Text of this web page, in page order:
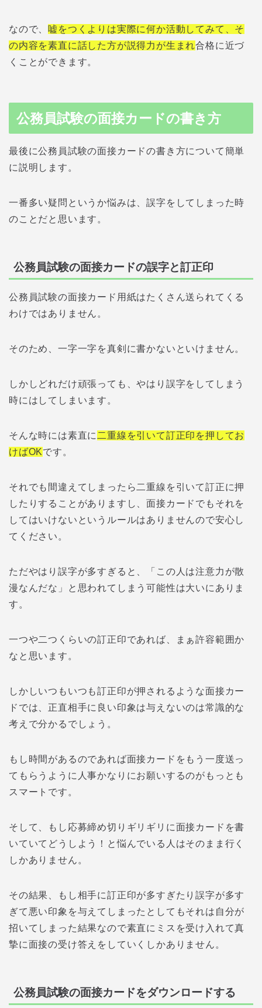
なので、 嘘をつくよりは実際に何か活動してみて、そ
の内容を素直に話した方が説得力が生まれ合格に近づ
くことができます。
公務員試験の面接カードの書き方
最後に公務員試験の面接カードの書き方について簡単
に説明します。
一番多い疑問というか悩みは、誤字をしてしまった時
のことだと思います。
公務員試験の面接カードの誤字と訂正印
公務員試験の面接カード用紙はたくさん送られてくる
わけではありません。
そのため、一字一字を真剣に書かないといけません。
しかしどれだけ頑張っても、やはり誤字をしてしまう
時にはしてしまいます。
そんな時には素直に 二重線を引いて訂正印を押してお
けばOKです。
それでも間違えてしまったら二重線を引いて訂正に押
したりすることがありますし、面接カードでもそれを
してはいけないというルールはありませんので安心し
てください。
ただやはり誤字が多すぎると、「この人は注意力が散
漫なんだな」と思われてしまう可能性は大いにありま
す。
一つや二つくらいの訂正印であれば、まぁ許容範囲か
なと思います。
しかしいつもいつも訂正印が押されるような面接カー
ドでは、正直相手に良い印象は与えないのは常識的な
考えで分かるでしょう。
もし時間があるのであれば面接カードをもう一度送っ
てもらうように人事かなりにお願いするのがもっとも
スマートです。
そして、もし応募締め切りギリギリに面接カードを書
いていてどうしよう！と悩んでいる人はそのまま行く
しかありません。
その結果、もし相手に訂正印が多すぎたり誤字が多す
ぎて悪い印象を与えてしまったとしてもそれは自分が
招いてしまった結果なので素直にミスを受け入れて真
摯に面接の受け答えをしていくしかありません。
公務員試験の面接カードをダウンロードする